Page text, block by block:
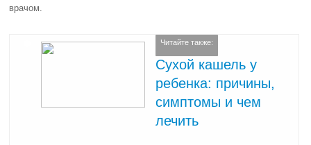
врачом.
Читайте также:
Сухой кашель у
ребенка: причины,
симптомы и чем
лечить